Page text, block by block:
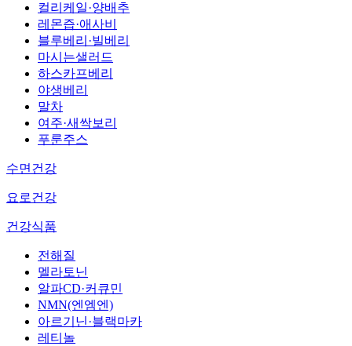
컬리케일·양배추
레몬즙·애사비
블루베리·빌베리
마시는샐러드
하스카프베리
야생베리
말차
여주·새싹보리
푸룬주스
수면건강
요로건강
건강식품
전해질
멜라토닌
알파CD·커큐민
NMN(엔엠엔)
아르기닌·블랙마카
레티놀